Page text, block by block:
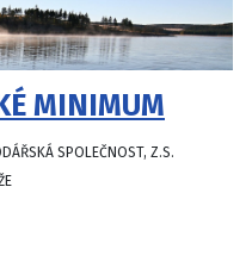
MINIMUM
SPOLEČNOST, Z.S.